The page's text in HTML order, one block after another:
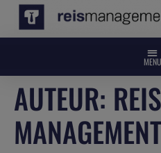
AUTEUR: REIS